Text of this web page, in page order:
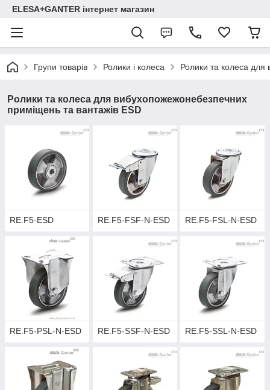
ELESA+GANTER інтернет магазин
Групи товарів Ролики і колеса Ролики та колеса для
Ролики та колеса для вибухопожежонебезпечних
приміщень та вантажів ESD
RE.F5-ESD RE.F5-FSF-N-ESD RE.F5-FSL-N-ESD
RE.F5-PSL-N-ESD RE.F5-SSF-N-ESD RE.F5-SSL-N-ESD